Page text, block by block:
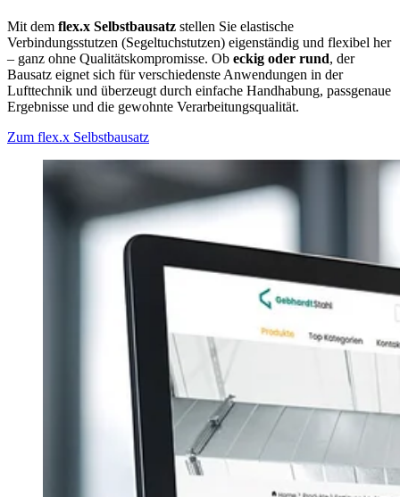
Mit dem flex.x Selbstbausatz stellen Sie elastische
Verbindungsstutzen (Segeltuchstutzen) eigenständig und flexibel her
– ganz ohne Qualitätskompromisse. Ob eckig oder rund, der
Bausatz eignet sich für verschiedenste Anwendungen in der
Lufttechnik und überzeugt durch einfache Handhabung, passgenaue
Ergebnisse und die gewohnte Verarbeitungsqualität.
Zum flex.x Selbstbausatz